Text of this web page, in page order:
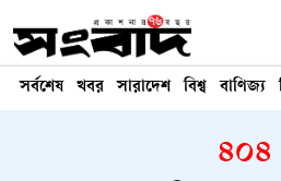
সর্বশেষ খবর সারাদেশ বিশ্ব বাণিজ্য
৪০৪